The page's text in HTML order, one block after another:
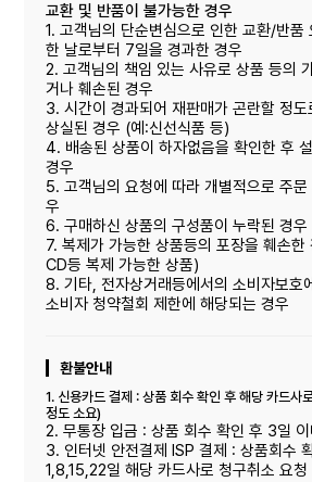
교환 및 반품이 불가능한 경우
1. 고객님의 단순변심으로 인한 교환/반품
한 날로부터 7일을 경과한 경우
2. 고객님의 책임 있는 사유로 상품 등의
거나 훼손된 경우
3. 시간이 경과되어 재판매가 곤란할 정
상실된 경우 (예:신선식품 등)
4. 배송된 상품이 하자없음을 확인한 후
경우
5. 고객님의 요청에 따라 개별적으로 주문
우
6. 구매하신 상품의 구성품이 누락된 경우
7. 복제가 가능한 상품등의 포장을 훼손
CD등 복제 가능한 상품)
8. 기타, 전자상거래등에서의 소비자보호
소비자 청약철회 제한에 해당되는 경우
환불안내
1. 신용카드 결제 : 상품 회수 확인 후 해당 카드사
정도 소요)
2. 무통장 입금 : 상품 회수 확인 후 3일 이
3. 인터넷 안전결제 ISP 결제 : 상품회수
1,8,15,22일 해당 카드사로 청구취소 요청